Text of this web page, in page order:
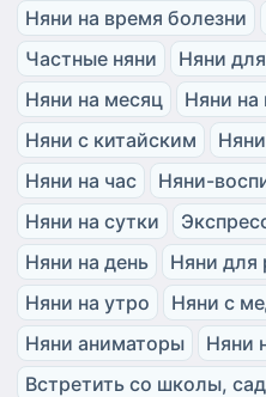
Няни на время болезни
Частные няни
Няни
Няни на месяц
Няни
Няни с китайским
Няни на час
Няни-
Няни на сутки
Няни на день
Няни для
Няни на утро
Няни с
Няни аниматоры
Няни
Встретить со школы,